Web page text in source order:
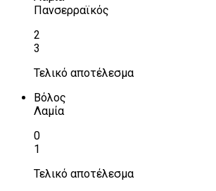
Πανσερραϊκός
2
3
Τελικό αποτέλεσμα
Βόλος
Λαμία
0
1
Τελικό αποτέλεσμα